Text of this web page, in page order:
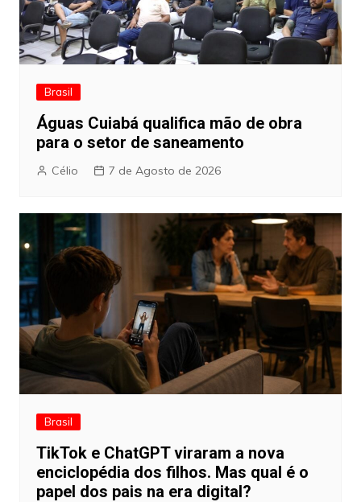
Brasil
Águas Cuiabá qualifica mão de obra
para o setor de saneamento
Célio 7 de Agosto de 2026
Brasil
TikTok e ChatGPT viraram a nova
enciclopédia dos filhos. Mas qual é o
papel dos pais na era digital?